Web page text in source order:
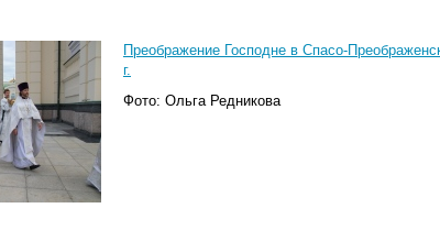
Преображение Господне в Спасо-
г.
Фото: Ольга Редникова